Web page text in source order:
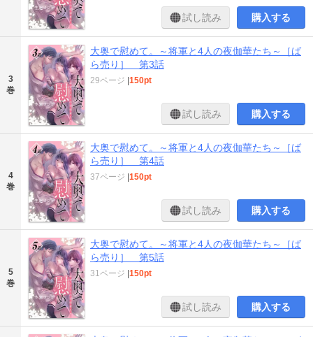
試し読み 購入する
3
巻
大奥で慰めて。～将軍と4人の夜伽華たち～［ば
ら売り］ 第3話
29ページ 150pt
試し読み 購入する
4
巻
大奥で慰めて。～将軍と4人の夜伽華たち～［ば
ら売り］ 第4話
37ページ 150pt
試し読み 購入する
5
巻
大奥で慰めて。～将軍と4人の夜伽華たち～［ば
ら売り］ 第5話
31ページ 150pt
試し読み 購入する